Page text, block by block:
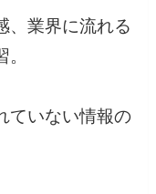
、業界に流れる
ていない情報の